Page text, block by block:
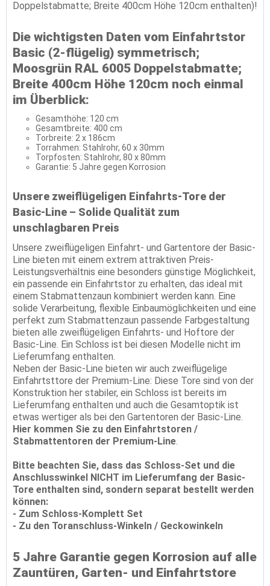
Doppelstabmatte; Breite 400cm Höhe 120cm enthalten)!
Die wichtigsten Daten vom Einfahrtstor
Basic (2-flügelig) symmetrisch;
Moosgrün RAL 6005 Doppelstabmatte;
Breite 400cm Höhe 120cm noch einmal
im Überblick:
Gesamthöhe: 120 cm
Gesamtbreite: 400 cm
Torbreite: 2 x 186cm
Torrahmen: Stahlrohr, 60 x 30mm
Torpfosten: Stahlrohr, 80 x 80mm
Garantie: 5 Jahre gegen Korrosion
Unsere zweiflügeligen Einfahrts-Tore der
Basic-Line – Solide Qualität zum
unschlagbaren Preis
Unsere zweiflügeligen Einfahrt- und Gartentore der Basic-
Line bieten mit einem extrem attraktiven Preis-
Leistungsverhältnis eine besonders günstige Möglichkeit,
ein passende ein Einfahrtstor zu erhalten, das ideal mit
einem Stabmattenzaun kombiniert werden kann. Eine
solide Verarbeitung, flexible Einbaumöglichkeiten und eine
perfekt zum Stabmattenzaun passende Farbgestaltung
bieten alle zweiflügeligen Einfahrts- und Hoftore der
Basic-Line. Ein Schloss ist bei diesen Modelle nicht im
Lieferumfang enthalten.
Neben der Basic-Line bieten wir auch zweiflügelige
Einfahrtsttore der Premium-Line: Diese Tore sind von der
Konstruktion her stabiler, ein Schloss ist bereits im
Lieferumfang enthalten und auch die Gesamtoptik ist
etwas wertiger als bei den Gartentoren der Basic-Line.
Hier kommen Sie zu den Einfahrtstoren /
Stabmattentoren der Premium-Line.
Bitte beachten Sie, dass das Schloss-Set und die
Anschlusswinkel NICHT im Lieferumfang der Basic-
Tore enthalten sind, sondern separat bestellt werden
können:
- Zum Schloss-Komplett Set
- Zu den Toranschluss-Winkeln / Geckowinkeln
5 Jahre Garantie gegen Korrosion auf alle
Zauntüren, Garten- und Einfahrtstore